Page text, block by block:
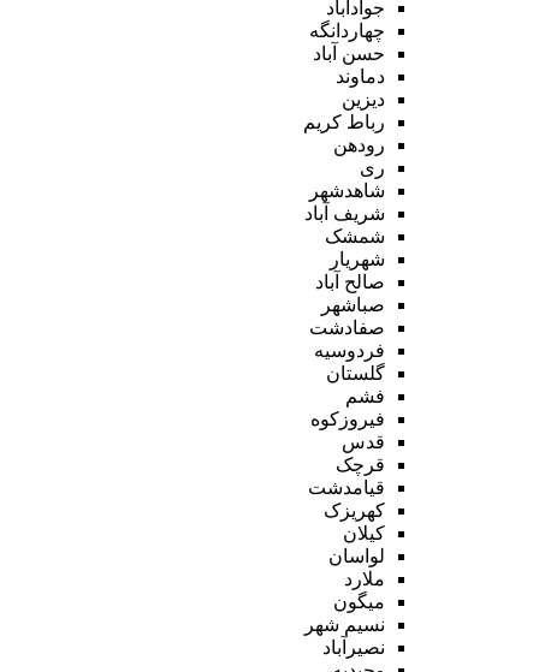
جوادآباد
چهاردانگه
حسن آباد
دماوند
دیزین
رباط کریم
رودهن
ری
شاهدشهر
شریف آباد
شمشک
شهریار
صالح آباد
صباشهر
صفادشت
فردوسیه
گلستان
فشم
فیروزکوه
قدس
قرچک
قیامدشت
کهریزک
کیلان
لواسان
ملارد
میگون
نسیم شهر
نصیرآباد